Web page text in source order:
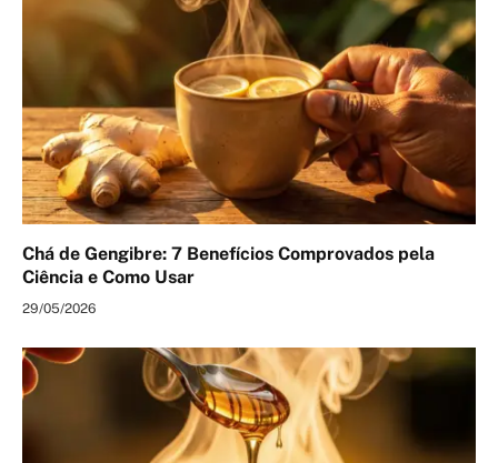
Chá de Gengibre: 7 Benefícios Comprovados pela
Ciência e Como Usar
29/05/2026